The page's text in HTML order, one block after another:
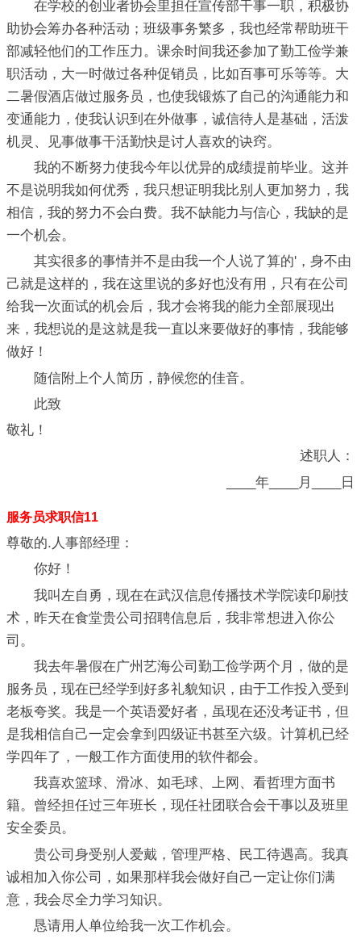
在学校的创业者协会里担任宣传部干事一职，积极协
助协会筹办各种活动；班级事务繁多，我也经常帮助班干
部减轻他们的工作压力。课余时间我还参加了勤工俭学兼
职活动，大一时做过各种促销员，比如百事可乐等等。大
二暑假酒店做过服务员，也使我锻炼了自己的沟通能力和
变通能力，使我认识到在外做事，诚信待人是基础，活泼
机灵、见事做事干活勤快是讨人喜欢的诀窍。
我的不断努力使我今年以优异的成绩提前毕业。这并
不是说明我如何优秀，我只想证明我比别人更加努力，我
相信，我的努力不会白费。我不缺能力与信心，我缺的是
一个机会。
其实很多的事情并不是由我一个人说了算的'，身不由
己就是这样的，我在这里说的多好也没有用，只有在公司
给我一次面试的机会后，我才会将我的能力全部展现出
来，我想说的是这就是我一直以来要做好的事情，我能够
做好！
随信附上个人简历，静候您的佳音。
此致
敬礼！
述职人：
____年____月____日
服务员求职信11
尊敬的.人事部经理：
你好！
我叫左自勇，现在在武汉信息传播技术学院读印刷技
术，昨天在食堂贵公司招聘信息后，我非常想进入你公
司。
我去年暑假在广州艺海公司勤工俭学两个月，做的是
服务员，现在已经学到好多礼貌知识，由于工作投入受到
老板夸奖。我是一个英语爱好者，虽现在还没考证书，但
是我相信自己一定会拿到四级证书甚至六级。计算机已经
学四年了，一般工作方面使用的软件都会。
我喜欢篮球、滑冰、如毛球、上网、看哲理方面书
籍。曾经担任过三年班长，现任社团联合会干事以及班里
安全委员。
贵公司身受别人爱戴，管理严格、民工待遇高。我真
诚相加入你公司，如果那样我会做好自己一定让你们满
意，我会尽全力学习知识。
恳请用人单位给我一次工作机会。